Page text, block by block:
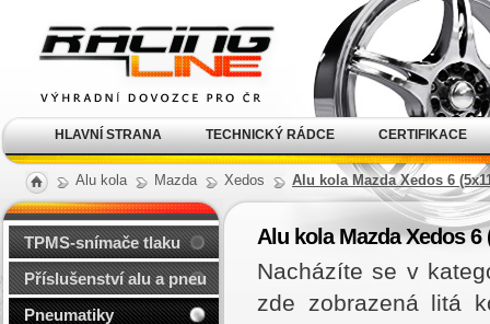
Alu kola Mazda Xedos Alu kola Mazda Xedos 6
Alu kola Mazda Xedos 6
Nacházíte se v
zde zobrazená litá
TPMS-snímače tlaku
Příslušenství alu a pneu
Pneumatiky
kola Racing Line
HLAVNÍ STRANA TECHNICKÝ RÁDCE CERTIFIKACE